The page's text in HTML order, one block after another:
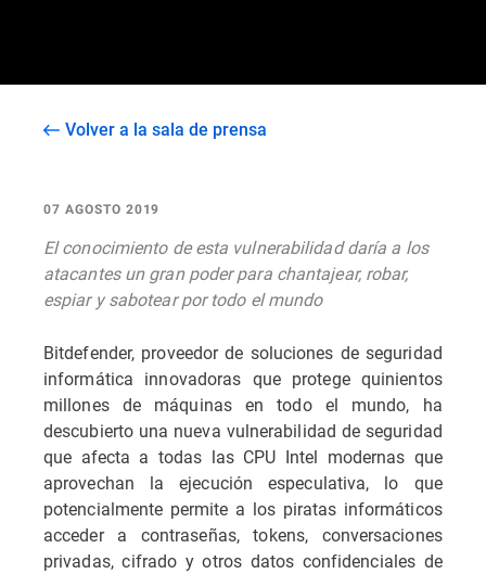
Volver a la sala de prensa
07 AGOSTO 2019
El conocimiento de esta vulnerabilidad daría a los
atacantes un gran poder para chantajear, robar,
espiar y sabotear por todo el mundo
Bitdefender, proveedor de soluciones de seguridad
informática innovadoras que protege quinientos
millones de máquinas en todo el mundo, ha
descubierto una nueva vulnerabilidad de seguridad
que afecta a todas las CPU Intel modernas que
aprovechan la ejecución especulativa, lo que
potencialmente permite a los piratas informáticos
acceder a contraseñas, tokens, conversaciones
privadas, cifrado y otros datos confidenciales de